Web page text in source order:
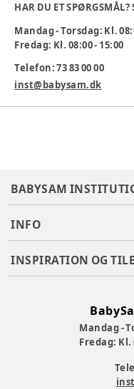
Vandring: 25-91 cm
Max. belastning: 45 kg.
Der medfølger
Varenummer:
377282
HAR DU ET
Mandag - Torsdag: Kl.
Fredag: Kl. 08:00 - 15:00
Telefon: 73 83 00 00
inst@babysam.dk
BABYSAM
INFO
INSPIRATION OG
Mandag -
Fredag: Kl.